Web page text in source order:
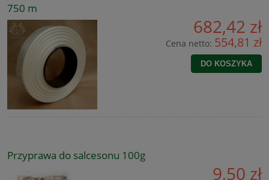
750 m
682,42 zł
Cena netto: 554,81 zł
DO KOSZYKA
Przyprawa do salcesonu 100g
9,50 zł